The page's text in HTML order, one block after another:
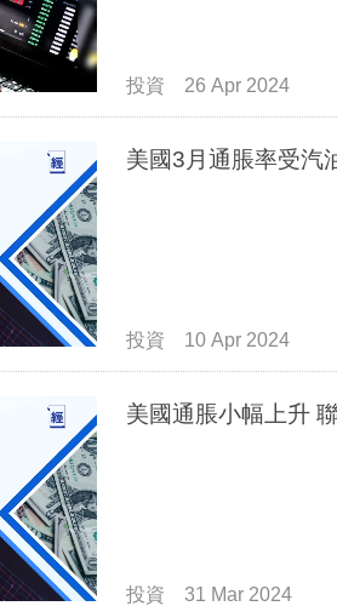
投資 26 Apr 2024
美國3月通脹率受汽
投資 10 Apr 2024
美國通脹小幅上升
投資 31 Mar 2024